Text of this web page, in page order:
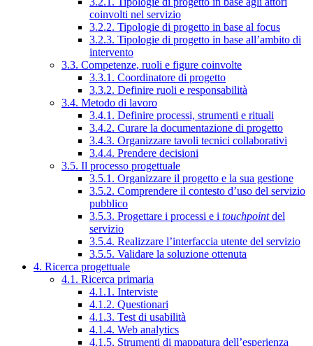
coinvolti nel servizio
3.2.2. Tipologie di progetto in base al focus
3.2.3. Tipologie di progetto in base all’ambito di
intervento
3.3. Competenze, ruoli e figure coinvolte
3.3.1. Coordinatore di progetto
3.3.2. Definire ruoli e responsabilità
3.4. Metodo di lavoro
3.4.1. Definire processi, strumenti e rituali
3.4.2. Curare la documentazione di progetto
3.4.3. Organizzare tavoli tecnici collaborativi
3.4.4. Prendere decisioni
3.5. Il processo progettuale
3.5.1. Organizzare il progetto e la sua gestione
3.5.2. Comprendere il contesto d’uso del servizio
pubblico
3.5.3. Progettare i processi e i touchpointdel
servizio
3.5.4. Realizzare l’interfaccia utente del servizio
3.5.5. Validare la soluzione ottenuta
4. Ricerca progettuale
4.1. Ricerca primaria
4.1.1. Interviste
4.1.2. Questionari
4.1.3. Test di usabilità
4.1.4. Web analytics
4.1.5. Strumenti di mappatura dell’esperienza